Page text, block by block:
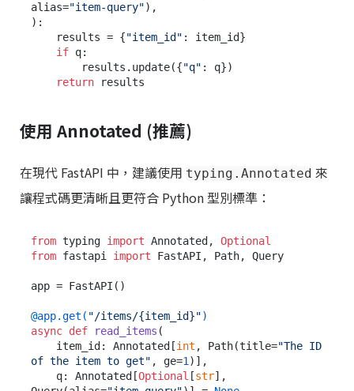
alias="item-query"
):
    results = {
"item_id" : item_id}
if q:
        results.update({
"q" : q})
return
使用 Annotated (推薦)
在現代 FastAPI 中，建議使用 typing.Annotated 來
讓程式碼更清晰且更符合 Python 型別標準：
from typing import Annotated, Optional
from fastapi import FastAPI, Path, Query
app = FastAPI()
@app.get( "/items/{item_id}")
async def read_items (
    item_id: Annotated[
int , Path(title="The ID
of the item to get" , ge=1 )],
    q: Annotated[
Optional [str],